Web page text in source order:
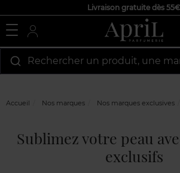
Livraison gratuite dès 55€
Rechercher un produit, une
Accueil Nos marques Nos marques exclusives
Sublimez votre peau
exclusifs